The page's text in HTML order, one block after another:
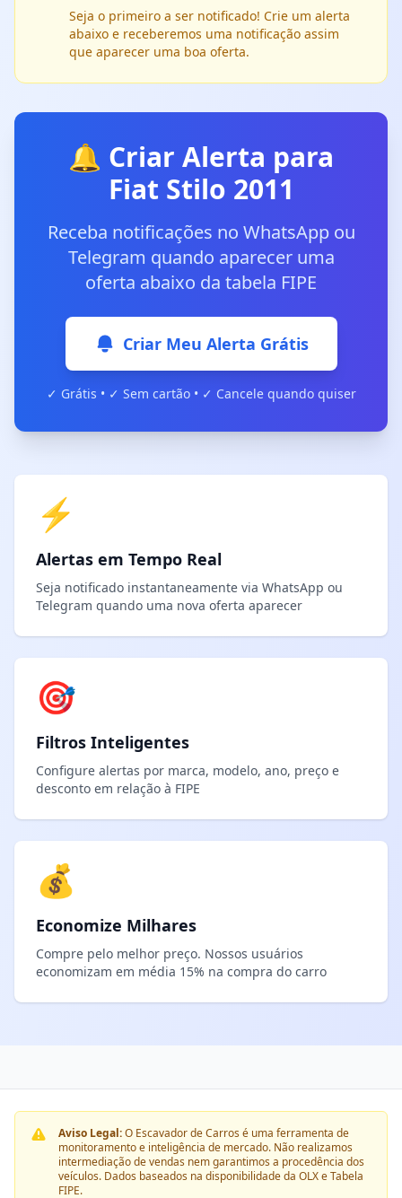
Seja o primeiro a ser notificado! Crie um alerta
abaixo e receberemos uma notificação assim
que aparecer uma boa oferta.
🔔 Criar Alerta para
Fiat Stilo 2011
Receba notificações no WhatsApp ou
Telegram quando aparecer uma
oferta abaixo da tabela FIPE
Criar Meu Alerta Grátis
✓ Grátis • ✓ Sem cartão • ✓ Cancele quando quiser
⚡
Alertas em Tempo Real
Seja notificado instantaneamente via WhatsApp ou
Telegram quando uma nova oferta aparecer
🎯
Filtros Inteligentes
Configure alertas por marca, modelo, ano, preço e
desconto em relação à FIPE
💰
Economize Milhares
Compre pelo melhor preço. Nossos usuários
economizam em média 15% na compra do carro
Aviso Legal:O Escavador de Carros é uma ferramenta de
monitoramento e inteligência de mercado. Não realizamos
intermediação de vendas nem garantimos a procedência dos
veículos. Dados baseados na disponibilidade da OLX e Tabela
FIPE.